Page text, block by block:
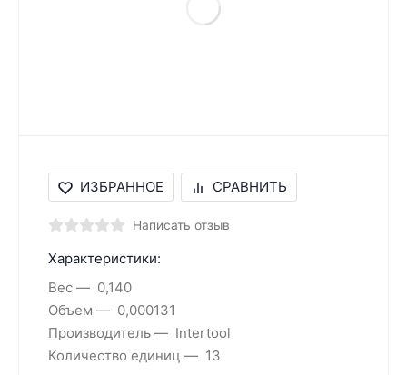
ИЗБРАННОЕ СРАВНИТЬ
Написать отзыв
Характеристики:
Вес
0,140
Объем
0,000131
Производитель
Intertool
Количество единиц
13